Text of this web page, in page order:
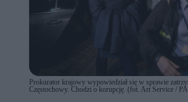
Prokurator krajowy wypowiedział się w sprawie
Częstochowy. Chodzi o korupcję. (fot. Art Service /